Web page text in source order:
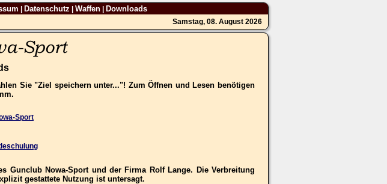
Datenschutz Waffen| Downloads
Samstag, 08. August 2026
Sie "Ziel speichern unter..."! Zum Öffnen und Lesen benötigen
Sport
Gunclub Nowa-Sport und der Firma Rolf Lange. Die Verbreitung
gestattete Nutzung ist untersagt.